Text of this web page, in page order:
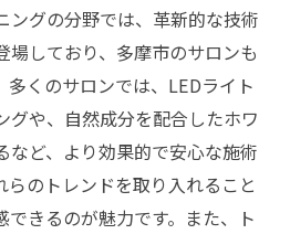
ングの分野では、革新的な技術
場しており、多摩市のサロンも
多くのサロンでは、LEDライト
グや、自然成分を配合したホワ
など、より効果的で安心な施術
らのトレンドを取り入れること
できるのが魅力です。また、ト